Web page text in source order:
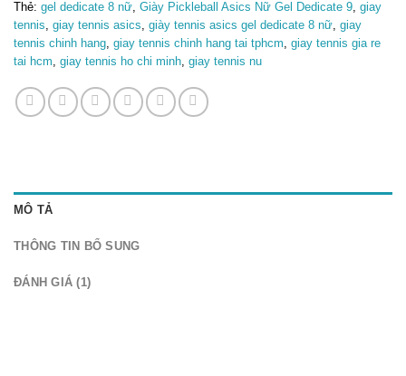
Thẻ: gel dedicate 8 nữ, Giày Pickleball Asics Nữ Gel Dedicate 9, giay
tennis, giay tennis asics, giày tennis asics gel dedicate 8 nữ, giay
tennis chinh hang, giay tennis chinh hang tai tphcm, giay tennis gia re
tai hcm, giay tennis ho chi minh, giay tennis nu
MÔ TẢ
THÔNG TIN BỔ SUNG
ĐÁNH GIÁ (1)